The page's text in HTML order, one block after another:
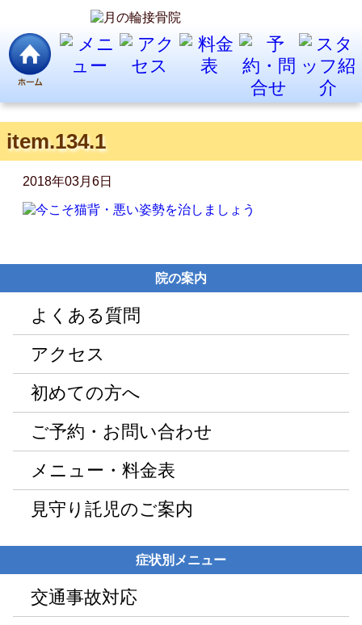
item.134.1
2018年03月6日
院の案内
よくある質問
アクセス
初めての方へ
ご予約・お問い合わせ
メニュー・料金表
見守り託児のご案内
症状別メニュー
交通事故対応